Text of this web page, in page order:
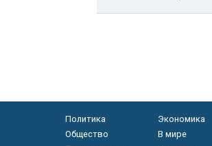
Политика
Экономика
Общество
В мире